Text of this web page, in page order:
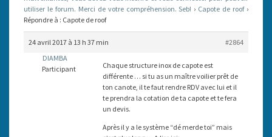
utiliser le forum. Merci de votre compréhension. Seb! › Capote de roof ›
Répondre à : Capote de roof
24 avril 2017 à 13 h 37 min
#2864
DIAMBA
Participant
Chaque structure inox de capote est
différente … si tu as un maître voilier prêt de
ton canote, il te faut rendre RDV avec lui et il
te prendra la cotation de ta capote et te fera
un devis.
Après il y a le système “dé merde toi” mais